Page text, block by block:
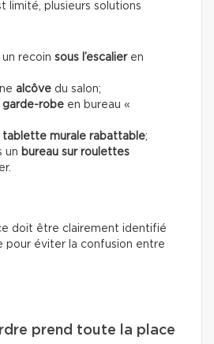
limité, plusieurs solutions
recoin sous l’escalieren
alcôve du salon;
garde-robe en bureau «
tablette murale rabattable;
un bureau sur roulettes
doit être clairement identifié
pour éviter la confusion entre
prend toute la place